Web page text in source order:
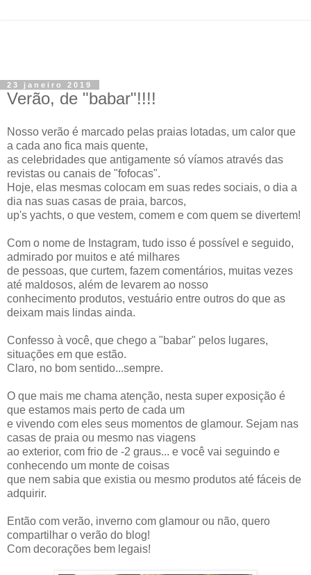
23 janeiro 2019
Verão, de "babar"!!!!
Nosso verão é marcado pelas praias lotadas, um calor que
a cada ano fica mais quente,
as celebridades que antigamente só víamos através das
revistas ou canais de "fofocas".
Hoje, elas mesmas colocam em suas redes sociais, o dia a
dia nas suas casas de praia, barcos,
up's yachts, o que vestem, comem e com quem se divertem!
Com o nome de Instagram, tudo isso é possível e seguido,
admirado por muitos e até milhares
de pessoas, que curtem, fazem comentários, muitas vezes
até maldosos, além de levarem ao nosso
conhecimento produtos, vestuário entre outros do que as
deixam mais lindas ainda.
Confesso à você, que chego a "babar" pelos lugares,
situações em que estão.
Claro, no bom sentido...sempre.
O que mais me chama atenção, nesta super exposição é
que estamos mais perto de cada um
e vivendo com eles seus momentos de glamour. Sejam nas
casas de praia ou mesmo nas viagens
ao exterior, com frio de -2 graus... e você vai seguindo e
conhecendo um monte de coisas
que nem sabia que existia ou mesmo produtos até fáceis de
adquirir.
Então com verão, inverno com glamour ou não, quero
compartilhar o verão do blog!
Com decorações bem legais!